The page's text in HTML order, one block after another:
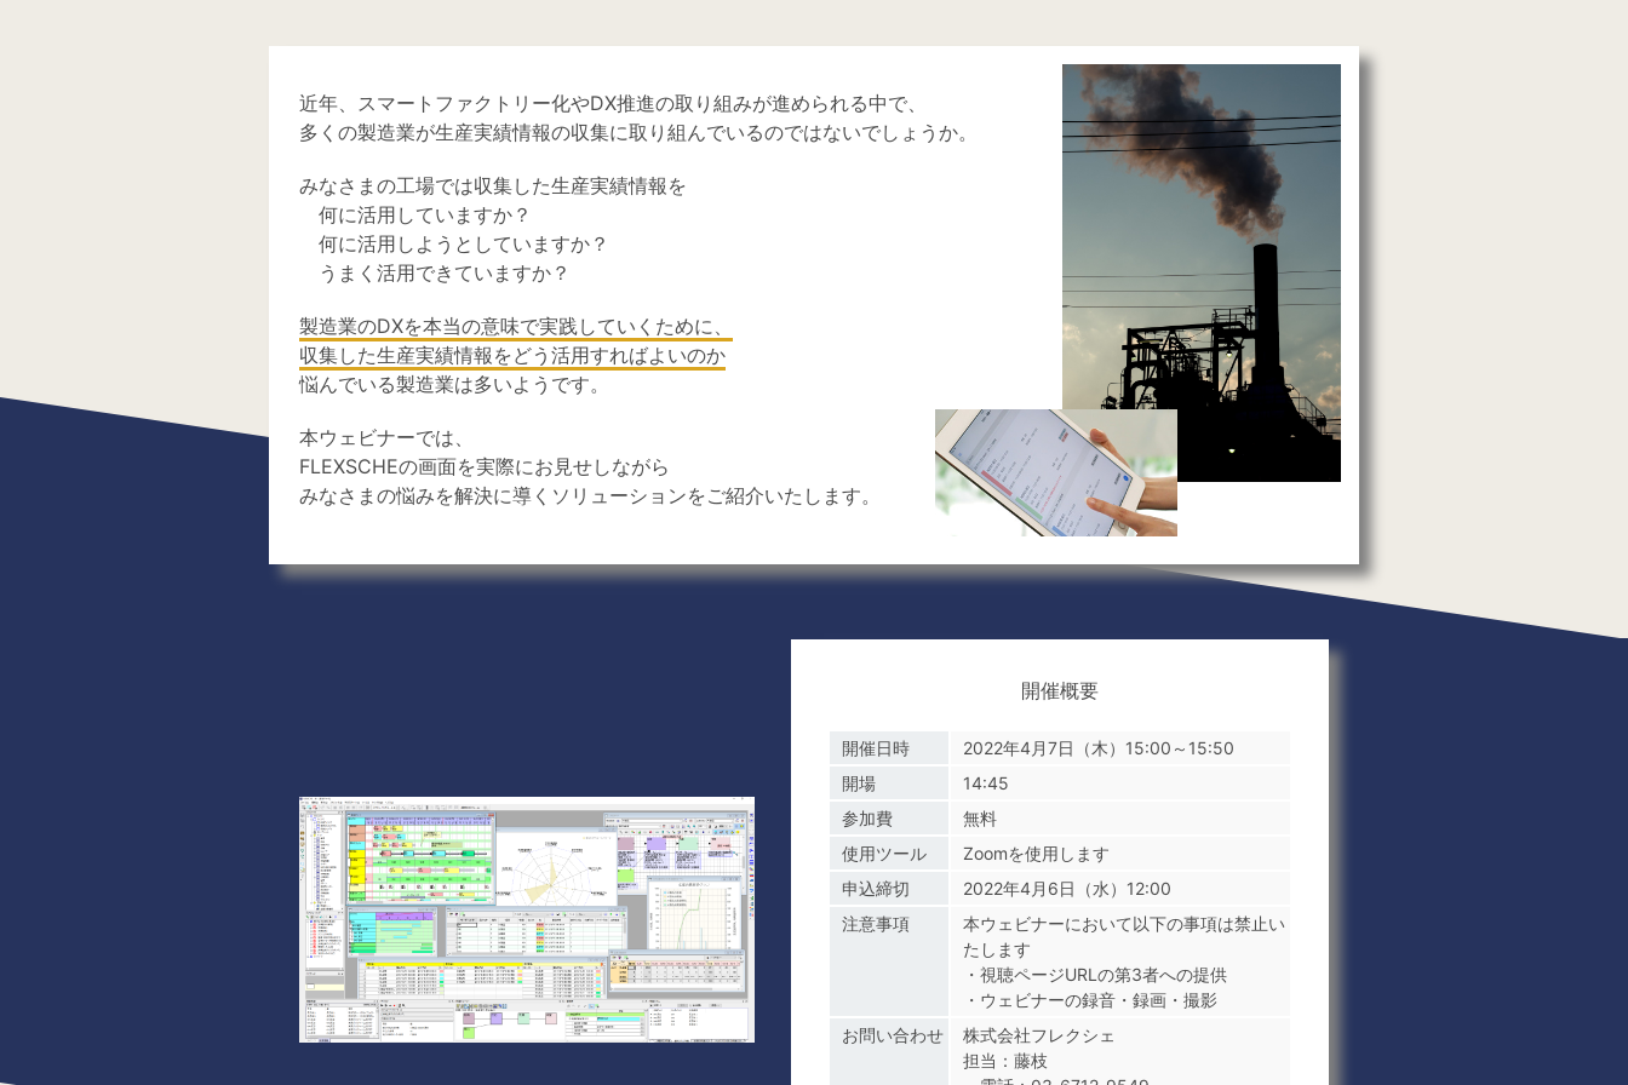
近年、スマートファクトリー化やDX推進の取り組みが進められる中で、
多くの製造業が生産実績情報の収集に取り組んでいるのではないでしょうか。
みなさまの工場では収集した生産実績情報を
何に活用していますか？
何に活用しようとしていますか？
うまく活用できていますか？
製造業のDXを本当の意味で実践していくために、
収集した生産実績情報をどう活用すればよいのか
悩んでいる製造業は多いようです。
本ウェビナーでは、
FLEXSCHEの画面を実際にお見せしながら
みなさまの悩みを解決に導くソリューションをご紹介いたします。
開催概要
開催日時 2022年4月7日（木） 15:00～15:50
開場
14:45
参加費
無料
使用ツール
Zoomを使用します
申込締切
2022年4月6日（水）12:00
注意事項
本ウェビナーにおいて以下の事項は禁止い
たします
・視聴ページURLの第3者への提供
・ウェビナーの録音・録画・撮影
お問い合わせ
株式会社フレクシェ
担当：藤枝